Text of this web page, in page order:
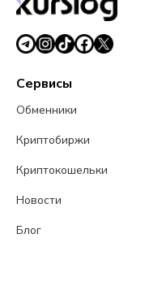
Сервисы
Обменники
Криптобиржи
Криптокошельки
Новости
Блог